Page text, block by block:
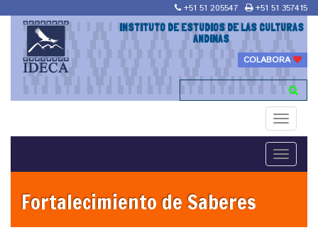
+51 51 205547 +51 51 357415
INSTITUTO DE ESTUDIOS DE LAS CULTURAS
ANDINAS
COLABORA
Toggle
Toggle
Fortalecimiento de Saberes